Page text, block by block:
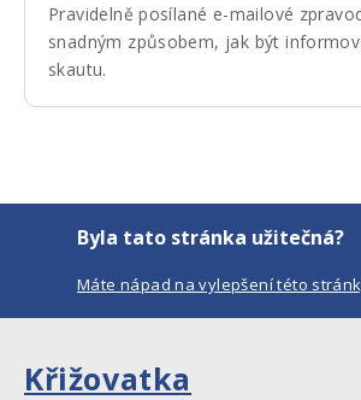
Pravidelně posílané e-mailové
snadným způsobem, jak být
skautu.
Byla tato stránka užitečná?
Máte nápad na vylepšení této
Křižovatka